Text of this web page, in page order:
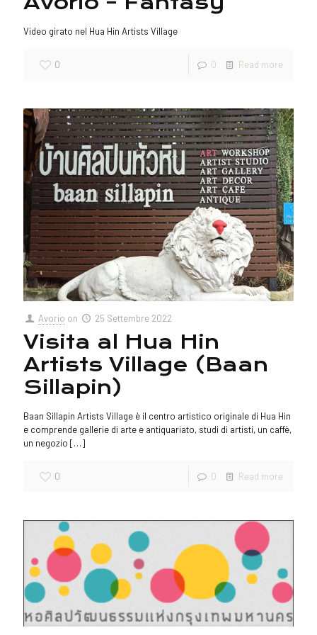
Video girato nel Hua Hin Artists Village
0 0 Read more
Avorio on 25 Settembre 2022
Visita al Hua Hin
Artists Village (Baan
Sillapin)
Baan Sillapin Artists Village è il centro artistico originale di Hua Hin
e comprende gallerie di arte e antiquariato, studi di artisti, un caffè,
un negozio […]
0 0 Read more